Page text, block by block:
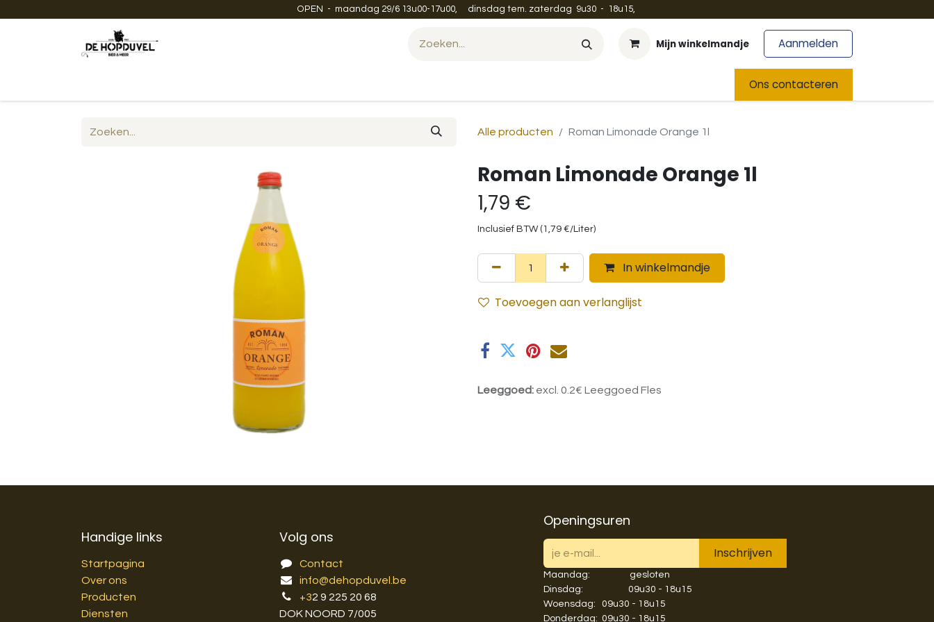
OPEN - maandag 29/6 13u00-17u00, dinsdag tem. zaterdag 9u30 - 18u15,
Mijn winkelmandje Aanmelden
Ons contacteren
Alle producten Roman Limonade Orange 1l
Roman Limonade Orange 1l
1,79 €
Inclusief BTW ( 1,79 €/Liter)
In winkelmandje
Toevoegen aan verlanglijst
Leeggoed: excl. 0.2€ Leeggoed Fles
Handige links
Startpagina
Over ons
Producten
Diensten
Volg ons
Contact
info@dehopduvel.be
+32 9 225 20 68
DOK NOORD 7/005
Openingsuren
Inschrijven
Maandag:
​gesloten
Dinsdag:
​​​09u30 - 18u15
Woensdag:
​​09u30 - 18u15
Donderdag: ​​09u30 - 18u15